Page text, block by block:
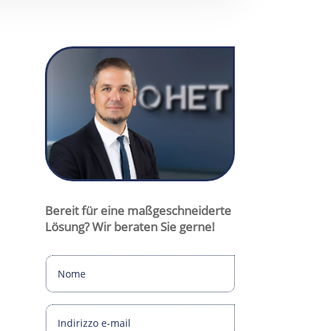
Christopher Muschiol
 +49 6047 9644-12
 +49 175 295 6466
cmuschiol@het-filter.de
Bereit für eine maßgeschneiderte
Lösung? Wir beraten Sie gerne!